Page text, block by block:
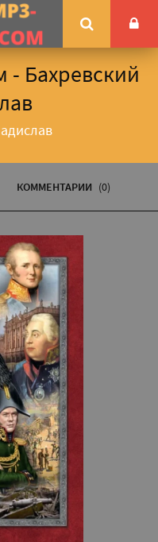
- Бахревский
КОММЕНТАРИИ (0)